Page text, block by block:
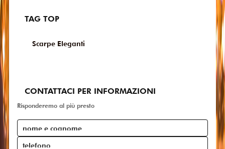
TAG TOP
Scarpe Eleganti
CONTATTACI PER INFORMAZIONI
Risponderemo al più presto